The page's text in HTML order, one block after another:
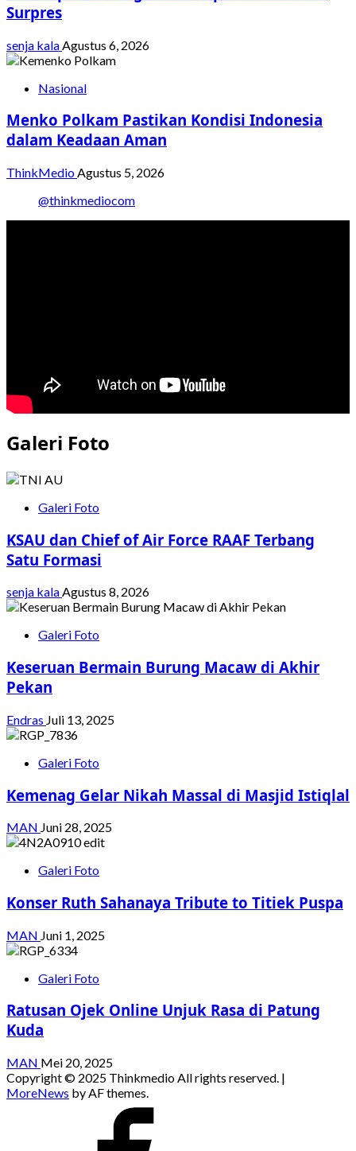
Surpres
senja kala Agustus 6, 2026
Nasional
Menko Polkam Pastikan Kondisi Indonesia
dalam Keadaan Aman
ThinkMedioAgustus 5, 2026
@thinkmediocom
Galeri Foto
Galeri Foto
KSAU dan Chief of Air Force RAAF Terbang
Satu Formasi
senja kalaAgustus 8, 2026
Galeri Foto
Keseruan Bermain Burung Macaw di Akhir
Pekan
Endras Juli 13, 2025
Galeri Foto
Kemenag Gelar Nikah Massal di Masjid Istiqlal
MAN Juni 28, 2025
Galeri Foto
Konser Ruth Sahanaya Tribute to Titiek Puspa
MAN Juni 1, 2025
Galeri Foto
Ratusan Ojek Online Unjuk Rasa di Patung
Kuda
MAN Mei 20, 2025
Copyright © 2025 Thinkmedio All rights reserved. |
MoreNews by AF themes.